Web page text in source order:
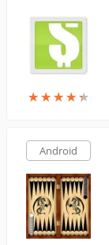
★★★★★
★★★★★
Android